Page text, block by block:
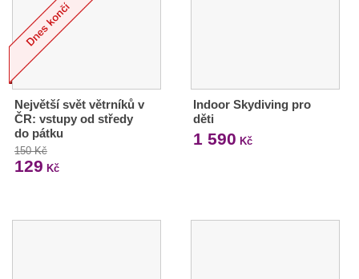
Největší svět větrníků v
ČR: vstupy od středy
do pátku
150 Kč
129 Kč
Indoor Skydiving pro
děti
1 590 Kč